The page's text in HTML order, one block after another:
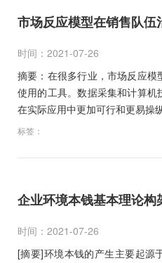
市场反应模型在销售队伍
时间：2021-07-26
摘要：在很多行业，市场反应
使用的工具。数据采集和计算
在实际应用中更加可行和更易
标签：
企业环境本钱基本理论构
时间：2021-07-26
[摘要]环境本钱的产生主要起源